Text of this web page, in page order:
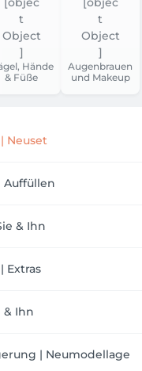
Hände
& Füße
Augenbrauen
und Makeup
Neuset
Auffüllen
& Ihn
Extras
& Ihn
| Neumodellage